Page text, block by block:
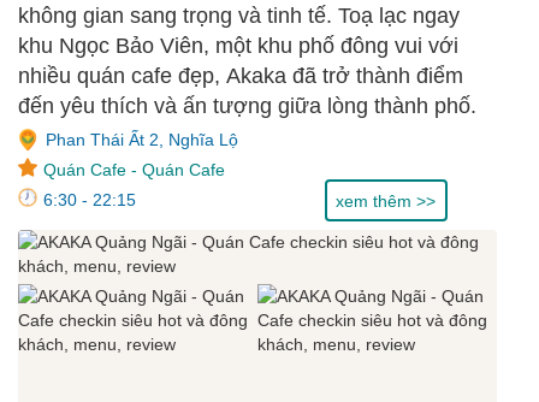
không gian sang trọng và tinh tế. Toạ lạc ngay
khu Ngọc Bảo Viên, một khu phố đông vui với
nhiều quán cafe đẹp, Akaka đã trở thành điểm
đến yêu thích và ấn tượng giữa lòng thành phố.
Phan Thái Ất 2, Nghĩa Lộ
Quán Cafe - Quán Cafe
6:30 - 22:15
xem thêm >>